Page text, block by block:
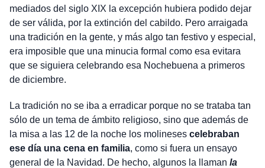
mediados del siglo XIX la excepción hubiera podido dejar
de ser válida, por la extinción del cabildo. Pero arraigada
una tradición en la gente, y más algo tan festivo y especial,
era imposible que una minucia formal como esa evitara
que se siguiera celebrando esa Nochebuena a primeros
de diciembre.
La tradición no se iba a erradicar porque no se trataba tan
sólo de un tema de ámbito religioso, sino que además de
la misa a las 12 de la noche los molineses celebraban
ese día una cena en familia, como si fuera un ensayo
general de la Navidad. De hecho, algunos la llaman la